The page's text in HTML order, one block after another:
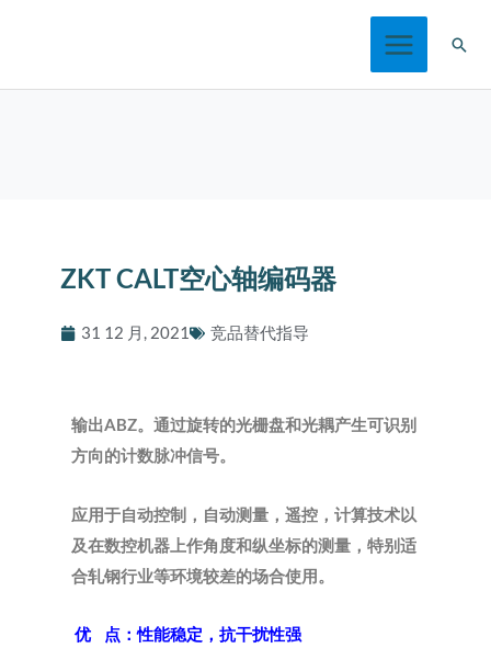
搜
ZKT CALT空心轴编码器
31 12 月, 2021 竞品替代指导
输出ABZ。通过旋转的光栅盘和光耦产生可识别
方向的计数脉冲信号。
应用于自动控制，自动测量，遥控，计算技术以
及在数控机器上作角度和纵坐标的测量，特别适
合轧钢行业等环境较差的场合使用。
优 点：性能稳定，抗干扰性强